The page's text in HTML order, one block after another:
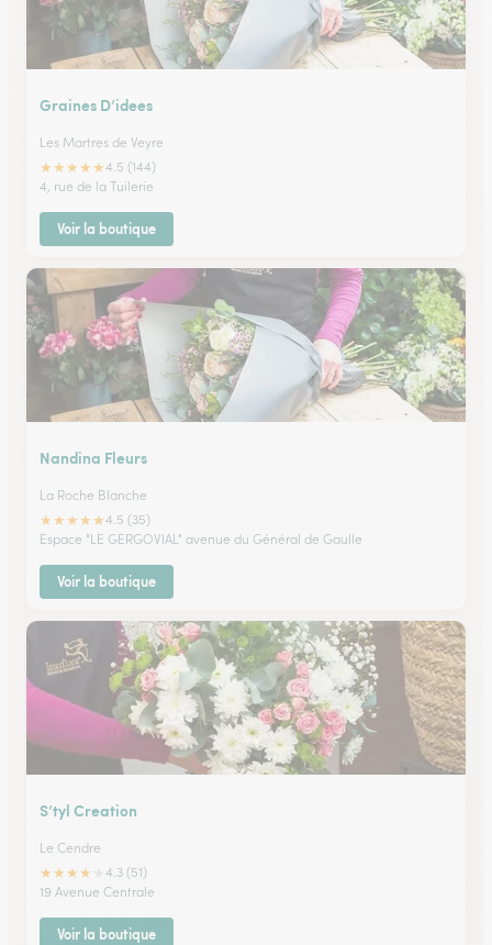
Graines D’idees
Les Martres de Veyre
★★★★★4.5 (144)
4, rue de la Tuilerie
Voir la boutique
Nandina Fleurs
La Roche Blanche
★★★★★4.5 (35)
Espace "LE GERGOVIAL" avenue du Général de Gaulle
Voir la boutique
S’tyl Creation
Le Cendre
★★★★
4.3 (51)
19 Avenue Centrale
Voir la boutique